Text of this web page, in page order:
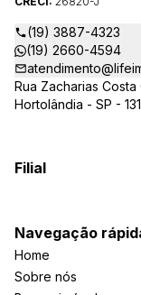
comerciais e outros
(19) 3887-4323
(19) 2660-4594
Rua Zacharias Costa
Hortolândia - SP -
Filial
Navegação
Home
Sobre nós